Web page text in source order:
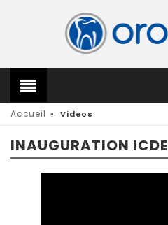
Accueil » Videos
INAUGURATION